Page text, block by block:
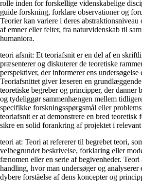
rolle inden for forskellige videnskabelige
guide forskning, forklare observationer og
Teorier kan variere i deres
af emner eller felter, fra naturvidenskab til
humaniora.
teori afsnit: Et teoriafsnit er en del af en
præsenterer og diskuterer de teoretiske
perspektiver, der informerer ens undersøgelse
Teoriafsnittet giver læseren en
teoretiske begreber og principper, der danner
og tydeliggør sammenhængen mellem
specifikke forskningsspørgsmål eller
teoriafsnit er at demonstrere en bred teoretisk
sikre en solid forankring af projektet i
teori at: Teori at refererer til begrebet teori,
velbegrundet beskrivelse, forklaring eller
fænomen eller en serie af begivenheder. Teori
handling, hvor man undersøger og analyserer
dybere forståelse af dens koncepter og